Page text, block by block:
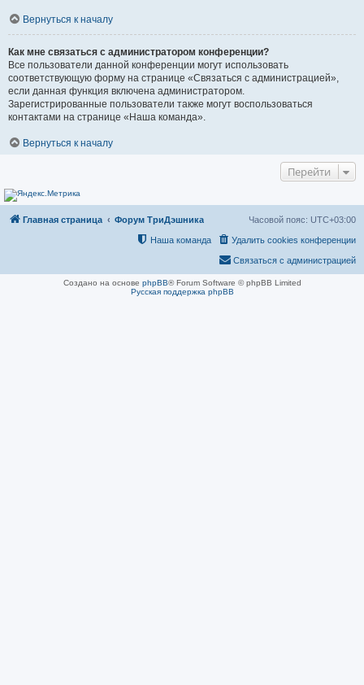
Вернуться к началу
Как мне связаться с администратором конференции?
Все пользователи данной конференции могут использовать
соответствующую форму на странице «Связаться с администрацией»,
если данная функция включена администратором.
Зарегистрированные пользователи также могут воспользоваться
контактами на странице «Наша команда».
Вернуться к началу
Перейти
Главная страница Форум ТриДэшника Часовой пояс: UTC+03:00
Удалить cookies конференции
Наша команда
Связаться с администрацией
Создано на основе phpBB® Forum Software © phpBB Limited
Русская поддержка phpBB